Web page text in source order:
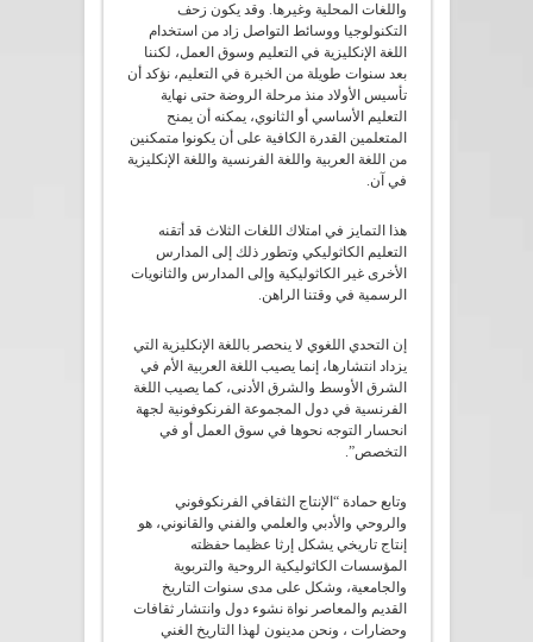
واللغات المحلية وغيرها. وقد يكون زحف
التكنولوجيا ووسائط التواصل زاد من استخدام
اللغة الإنكليزية في التعليم وسوق العمل، لكننا
بعد سنوات طويلة من الخبرة في التعليم، نؤكد أن
تأسيس الأولاد منذ مرحلة الروضة حتى نهاية
التعليم الأساسي أو الثانوي، يمكنه أن يمنح
المتعلمين القدرة الكافية على أن يكونوا متمكنين
من اللغة العربية واللغة الفرنسية واللغة الإنكليزية
في آن.
هذا التمايز في امتلاك اللغات الثلاث قد أتقنه
التعليم الكاثوليكي وتطور ذلك إلى المدارس
الأخرى غير الكاثوليكية وإلى المدارس والثانويات
الرسمية في وقتنا الراهن.
إن التحدي اللغوي لا ينحصر باللغة الإنكليزية التي
يزداد انتشارها، إنما يصيب اللغة العربية الأم في
الشرق الأوسط والشرق الأدنى، كما يصيب اللغة
الفرنسية في دول المجموعة الفرنكوفونية لجهة
انحسار التوجه نحوها في سوق العمل أو في
التخصص”.
وتابع حمادة “الإنتاج الثقافي الفرنكوفوني
والروحي والأدبي والعلمي والفني والقانوني، هو
إنتاج تاريخي يشكل إرثا عظيما حفظته
المؤسسات الكاثوليكية الروحية والتربوية
والجامعية، وشكل على مدى سنوات التاريخ
القديم والمعاصر نواة نشوء دول وانتشار ثقافات
وحضارات ، ونحن مدينون لهذا التاريخ الغني